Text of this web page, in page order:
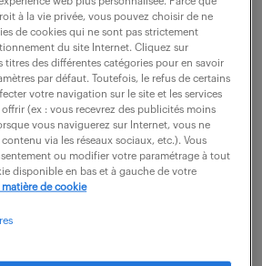
intérim
6 mois
(Sales, Procurement,
à la vie privée, vous pouvez choisir de ne
de cookies qui ne sont pas strictement
du site Internet. Cliquez sur
titres des différentes catégories pour en savoir
par défaut. Toutefois, le refus de certains
votre navigation sur le site et les services
(ex : vous recevrez des publicités moins
vous naviguerez sur Internet, vous ne
via les réseaux sociaux, etc.). Vous
ou modifier votre paramétrage à tout
disponible en bas et à gauche de votre
de cookie